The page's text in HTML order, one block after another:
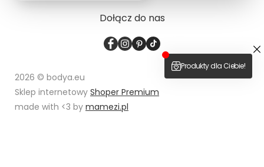
Dołącz do nas
2026 © bodya.eu
Sklep internetowy Shoper Premium
made with <3 by mamezi.pl